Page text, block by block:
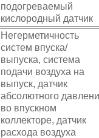
подогреваемый
кислородный датчик
Негерметичность
систем впуска/
выпуска, система
подачи воздуха на
выпуск, датчик
абсолютного
во впускном
коллекторе, датчик
расхода воздуха